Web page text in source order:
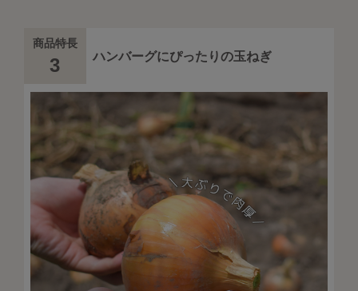
商品特長
3 ハンバーグにぴったりの玉ねぎ